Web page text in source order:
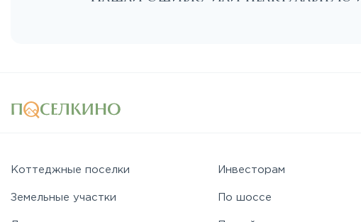
Коттеджные поселки
Земельные участки
Инвесторам
По шоссе